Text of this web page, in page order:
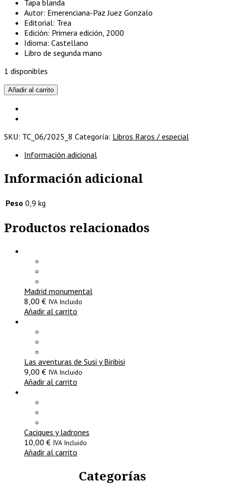
Tapa blanda
Autor: Emerenciana-Paz Juez Gonzalo
Editorial: Trea
Edición: Primera edición, 2000
Idioma: Castellano
Libro de segunda mano
1 disponibles
Los
ferroviarios
compañías
Añadir al carrito
SKU: TC_06/2025_8 Categoría: Libros Raros / especial
Información adicional
Información adicional
Peso 0,9 kg
Productos relacionados
Madrid monumental
8,00 € IVA Incluido
Añadir al carrito
Las aventuras de Susi y Biribisi
9,00 € IVA Incluido
Añadir al carrito
Caciques y ladrones
10,00 € IVA Incluido
Añadir al carrito
Categorías